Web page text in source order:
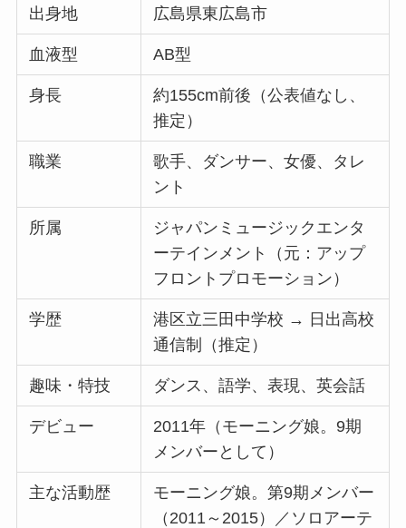
出身地 広島県東広島市
血液型 AB型
身長
約155cm前後（公表値なし、
推定）
職業
歌手、ダンサー、女優、タレ
ント
所属
ジャパンミュージックエンタ
ーテインメント（元：アップ
フロントプロモーション）
学歴
港区立三田中学校 → 日出高校
通信制（推定）
趣味・特技 ダンス、語学、表現、英会話
デビュー
2011年（モーニング娘。9期
メンバーとして）
主な活動歴
モーニング娘。第9期メンバー
（2011～2015）／ソロアーテ